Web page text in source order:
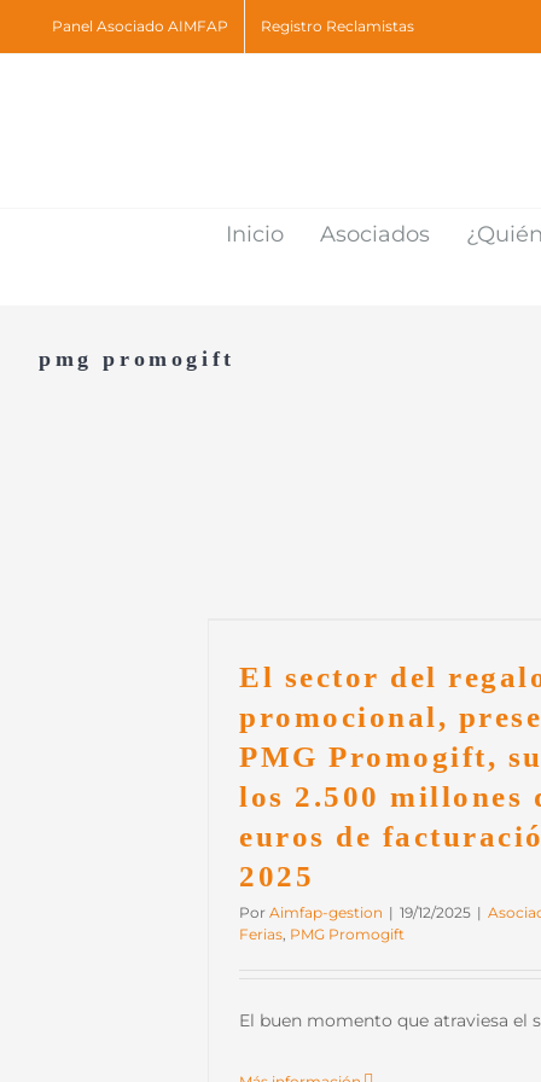
to
Panel Asociado AIMFAP Registro Reclamistas
Inicio Asociados
pmg promogift
El sector del
promocional,
PMG Promogift,
los 2.500 millones
euros de
2025
Por Aimfap-gestion | 19/12/2025 |
Ferias PMG Promogift
El buen momento que atraviesa el